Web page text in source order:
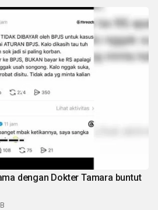
dengan Dokter Tamara buntut